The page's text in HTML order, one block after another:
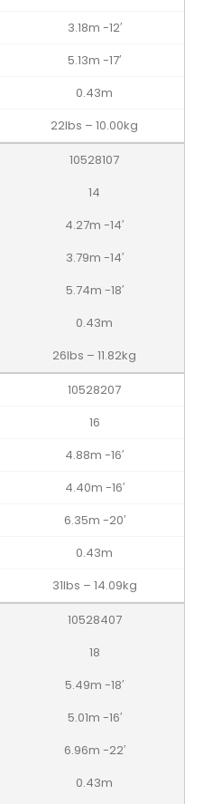
3.18m -12′
5.13m -17′
0.43m
22lbs – 10.00kg
10528107
14
4.27m -14′
3.79m -14′
5.74m -18′
0.43m
26lbs – 11.82kg
10528207
16
4.88m -16′
4.40m -16′
6.35m -20′
0.43m
31lbs – 14.09kg
10528407
18
5.49m -18′
5.01m -16′
6.96m -22′
0.43m